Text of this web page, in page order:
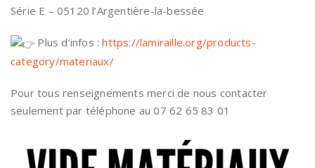
Série E – 05120 l’Argentière-la-bessée
Plus d’infos :https://lamiraille.org/products-
category/materiaux/
Pour tous renseignements merci de nous contacter
seulement par téléphone au 07 62 65 83 01